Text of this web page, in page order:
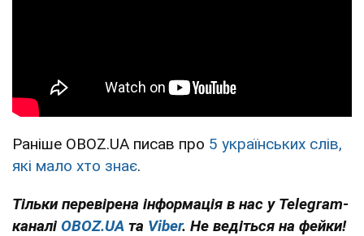
Раніше OBOZ.UA писав про 5 українських слів,
які мало хто знає.
Тільки перевірена інформація в нас у Telegram-
каналі OBOZ.UA та Viber. Не ведіться на фейки!